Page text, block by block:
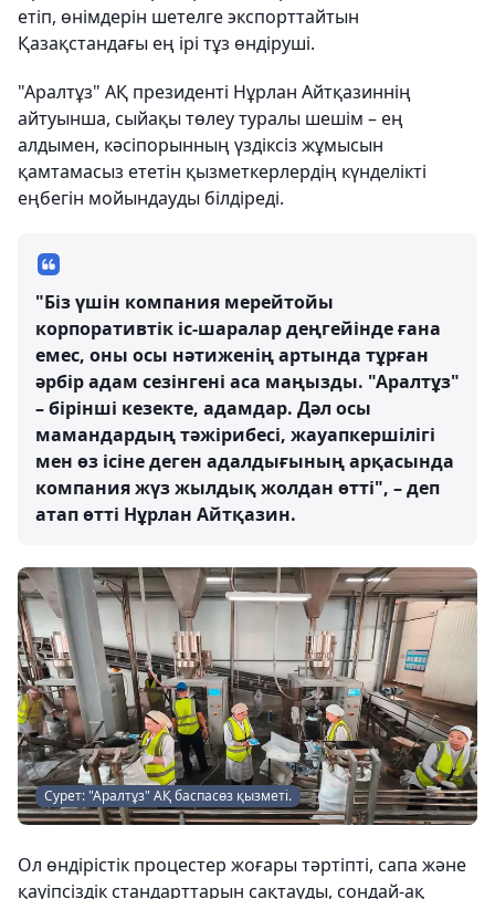
етіп, өнімдерін шетелге экспорттайтын
Қазақстандағы ең ірі тұз өндіруші.
"Аралтұз" АҚ президенті Нұрлан Айтқазиннің
айтуынша, сыйақы төлеу туралы шешім – ең
алдымен, кәсіпорынның үздіксіз жұмысын
қамтамасыз ететін қызметкерлердің күнделікті
еңбегін мойындауды білдіреді.
"Біз үшін компания мерейтойы
корпоративтік іс-шаралар деңгейінде ғана
емес, оны осы нәтиженің артында тұрған
әрбір адам сезінгені аса маңызды. "Аралтұз"
– бірінші кезекте, адамдар. Дәл осы
мамандардың тәжірибесі, жауапкершілігі
мен өз ісіне деген адалдығының арқасында
компания жүз жылдық жолдан өтті", – деп
атап өтті Нұрлан Айтқазин.
Сурет: "Аралтұз" АҚ баспасөз қызметі.
Ол өндірістік процестер жоғары тәртіпті, сапа және
қауіпсіздік стандарттарын сақтауды, сондай-ақ